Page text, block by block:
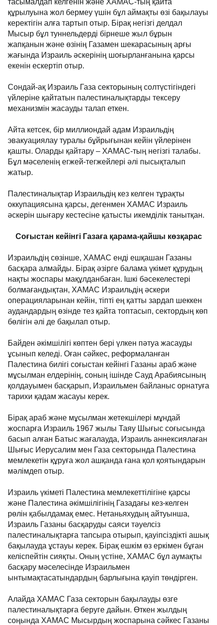
тасымалдап келгенін және ХАМАС-тың қайта
құрылуына жол бермеу үшін бұл аймақты өзі бақылауы
керектігін алға тартып отыр. Бірақ негізгі делдал
Мысыр бұл туннельдерді бірнеше жыл бұрын
жапқанын және өзінің Газамен шекарасының арғы
жағында Израиль әскерінің шоғырланғанына қарсы
екенін ескертіп отыр.
Сондай-ақ Израиль Газа секторының солтүстігіндегі
үйлеріне қайтатын палестиналықтарды тексеру
механизмін жасауды талап еткен.
Айта кетсек, бір миллиондай адам Израильдің
эвакуациялау туралы бұйрығынан кейін үйлерінен
қашты. Оларды қайтару – ХАМАС-тың негізгі талабы.
Бұл мәселенің егжей-тегжейлері әлі пысықталып
жатыр.
Палестиналықтар Израильдің кез келген тұрақты
оккупациясына қарсы, дегенмен ХАМАС Израиль
әскерін шығару кестесіне қатысты икемділік танытқан.
Соғыстан кейінгі Газаға қарама-қайшы көзқарас
Израильдің сөзінше, ХАМАС енді ешқашан Газаны
басқара алмайды. Бірақ әзірге балама үкімет құрудың
нақты жоспары мақұлданбаған. Ішкі бәсекелестері
болмағандықтан, ХАМАС Израильдің әскери
операцияларынан кейін, тіпті ең қатты зардап шеккен
аудандардың өзінде тез қайта топтасып, сектордың көп
бөлігін әлі де бақылап отыр.
Байден әкімшілігі көптен бері үлкен пәтуа жасауды
ұсынып келеді. Оған сәйкес, реформаланған
Палестина билігі соғыстан кейінгі Газаны араб және
мұсылман елдерінің, соның ішінде Сауд Арабиясының
қолдауымен басқарып, Израильмен байланыс орнатуға
тарихи қадам жасауы керек.
Бірақ араб және мұсылман жетекшілері мұндай
жоспарға Израиль 1967 жылы Таяу Шығыс соғысында
басып алған Батыс жағалауда, Израиль аннексиялаған
Шығыс Иерусалим мен Газа секторында Палестина
мемлекетін құруға жол ашқанда ғана қол қоятындарын
мәлімдеп отыр.
Израиль үкіметі Палестина мемлекеттілігіне қарсы
және Палестина әкімшілігінің Газадағы кез-келген
рөлін қабылдамақ емес. Нетаньяхудың айтуынша,
Израиль Газаны басқаруды саяси тәуелсіз
палестиналықтарға тапсыра отырып, қауіпсіздікті ашық
бақылауда ұстауы керек. Бірақ ешкім өз еркімен бұған
келіспейтін сияқты. Оның үстіне, ХАМАС бұл аумақты
басқару мәселесінде Израильмен
ынтымақтасатындардың барлығына қауіп төндірген.
Алайда ХАМАС Газа секторын бақылауды өзге
палестиналықтарға беруге дайын. Өткен жылдың
соңында ХАМАС Мысырдың жоспарына сәйкес Газаны